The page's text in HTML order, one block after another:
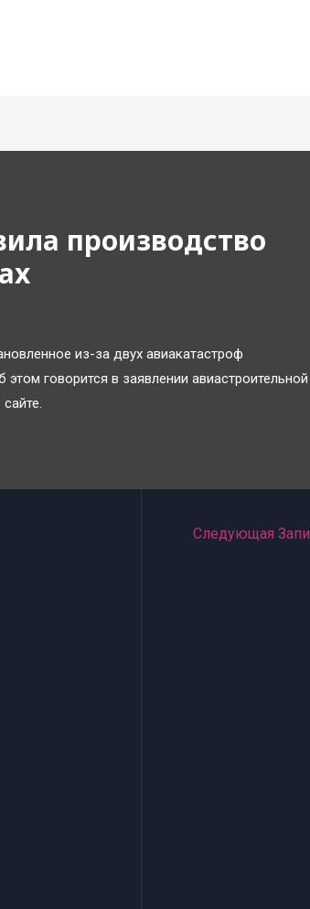
производство
из-за двух авиакатастроф
говорится в заявлении авиастроительной
Следующая